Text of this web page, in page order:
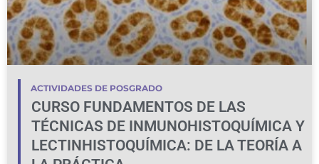
ACTIVIDADES DE POSGRADO
CURSO FUNDAMENTOS DE LAS
TÉCNICAS DE INMUNOHISTOQUÍMICA Y
LECTINHISTOQUÍMICA: DE LA TEORÍA A